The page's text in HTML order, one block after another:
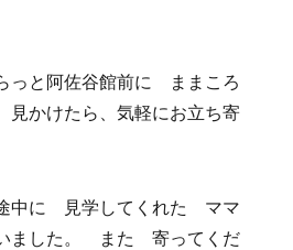
っと阿佐谷館前に ままころ
見かけたら、気軽にお立ち寄
中に 見学してくれた ママ
ました。 また 寄ってくだ